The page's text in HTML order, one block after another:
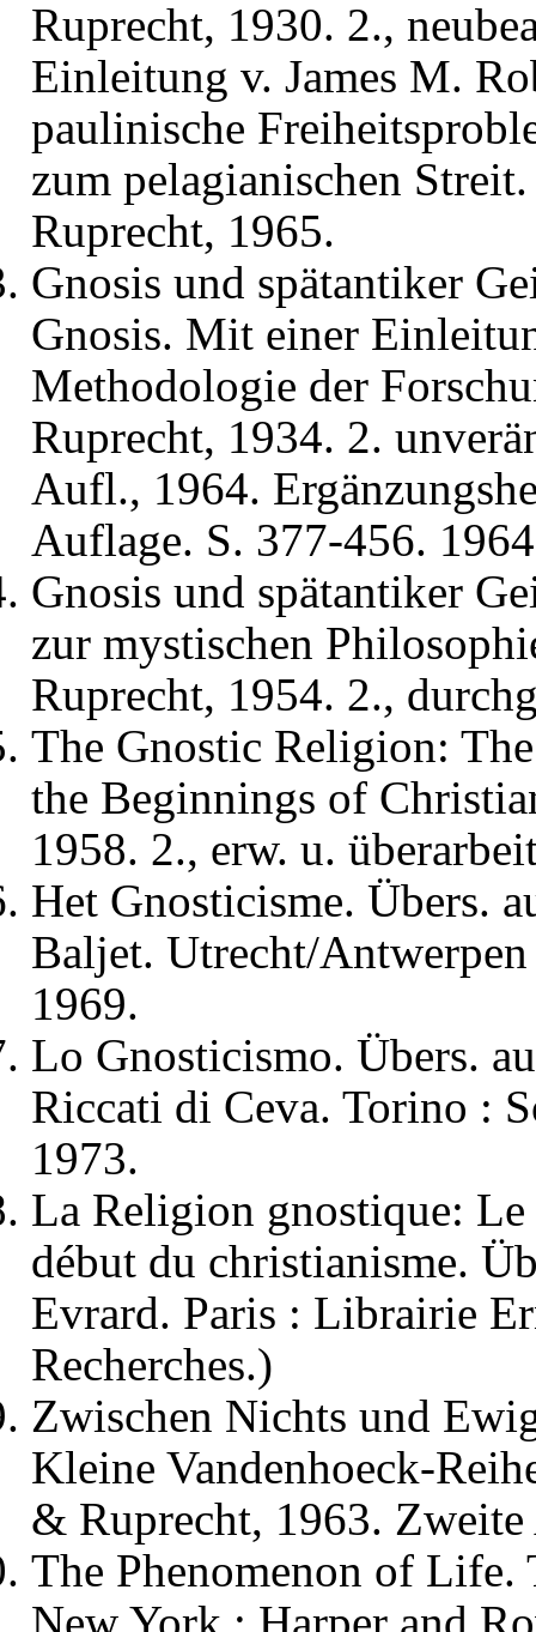
Ruprecht, 1930. 2.,
Einleitung v. James M.
paulinische
zum pelagianischen
Ruprecht, 1965.
Gnosis und spätantiker
Gnosis. Mit einer
Methodologie der
Ruprecht, 1934. 2.
Aufl., 1964.
Auflage. S. 377-456.
Gnosis und spätantiker
zur mystischen
Ruprecht, 1954. 2.,
The Gnostic Religion:
the Beginnings of
1958. 2., erw. u.
Het Gnosticisme. Übers.
Baljet. Utrecht/
1969.
Lo Gnosticismo. Übers.
Riccati di Ceva. Torino :
1973.
La Religion gnostique: Le
début du christianisme.
Evrard. Paris : Librairie
Recherches.)
Zwischen Nichts und
Kleine Vandenhoeck-
& Ruprecht, 1963.
The Phenomenon of